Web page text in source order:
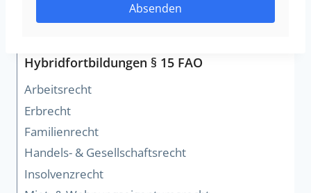
Absenden
Hybridfortbildungen § 15 FAO
Arbeitsrecht
Erbrecht
Familienrecht
Handels- & Gesellschaftsrecht
Insolvenzrecht